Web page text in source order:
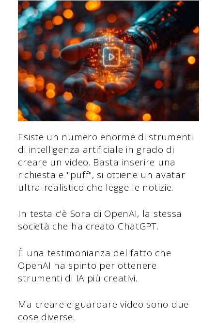
Esiste un numero enorme di strumenti
di intelligenza artificiale in grado di
creare un video. Basta inserire una
richiesta e "puff", si ottiene un avatar
ultra-realistico che legge le notizie.
In testa c'è Sora di OpenAI, la stessa
società che ha creato ChatGPT.
È una testimonianza del fatto che
OpenAI ha spinto per ottenere
strumenti di IA più creativi.
Ma creare e guardare video sono due
cose diverse.